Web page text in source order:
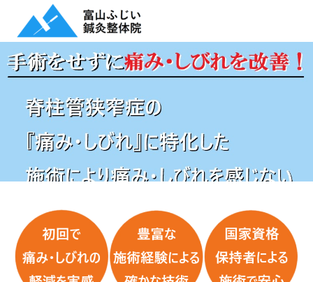
脊柱管狭窄症の施術